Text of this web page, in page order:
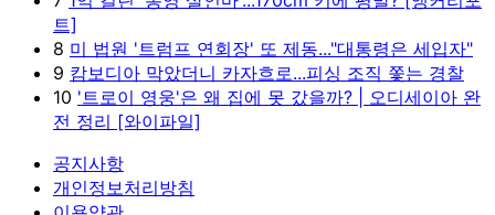
트]
8 미 법원 '트럼프 연회장' 또 제동..."대통령은 세입자"
9 캄보디아 막았더니 카자흐로...피싱 조직 쫓는 경찰
10 '트로이 영웅'은 왜 집에 못 갔을까? | 오디세이아 완
전 정리 [와이파일]
공지사항
개인정보처리방침